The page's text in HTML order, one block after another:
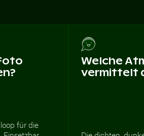
für die
Welche
vermittelt